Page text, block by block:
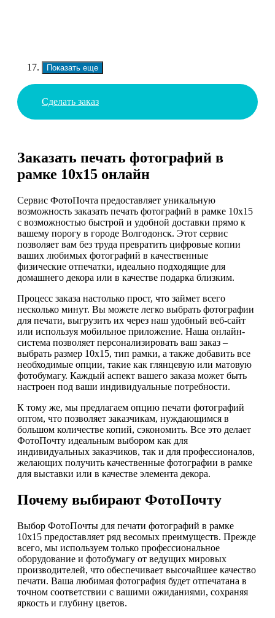
Показать еще
Сделать заказ
Заказать печать фотографий в
рамке 10х15 онлайн
Сервис ФотоПочта предоставляет уникальную
возможность заказать печать фотографий в рамке 10х15
с возможностью быстрой и удобной доставки прямо к
вашему порогу в городе Волгодонск. Этот сервис
позволяет вам без труда превратить цифровые копии
ваших любимых фотографий в качественные
физические отпечатки, идеально подходящие для
домашнего декора или в качестве подарка близким.
Процесс заказа настолько прост, что займет всего
несколько минут. Вы можете легко выбрать фотографии
для печати, выгрузить их через наш удобный веб-сайт
или используя мобильное приложение. Наша онлайн-
система позволяет персонализировать ваш заказ –
выбрать размер 10х15, тип рамки, а также добавить все
необходимые опции, такие как глянцевую или матовую
фотобумагу. Каждый аспект вашего заказа может быть
настроен под ваши индивидуальные потребности.
К тому же, мы предлагаем опцию печати фотографий
оптом, что позволяет заказчикам, нуждающимся в
большом количестве копий, сэкономить. Все это делает
ФотоПочту идеальным выбором как для
индивидуальных заказчиков, так и для профессионалов,
желающих получить качественные фотографии в рамке
для выставки или в качестве элемента декора.
Почему выбирают ФотоПочту
Выбор ФотоПочты для печати фотографий в рамке
10х15 предоставляет ряд весомых преимуществ. Прежде
всего, мы используем только профессиональное
оборудование и фотобумагу от ведущих мировых
производителей, что обеспечивает высочайшее качество
печати. Ваша любимая фотография будет отпечатана в
точном соответствии с вашими ожиданиями, сохраняя
яркость и глубину цветов.